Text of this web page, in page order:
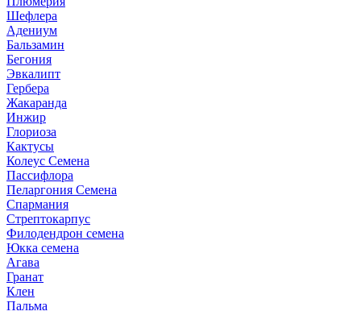
Шефлера
Адениум
Бальзамин
Бегония
Эвкалипт
Гербера
Жакаранда
Инжир
Глориоза
Кактусы
Колеус Семена
Пассифлора
Пеларгония Семена
Спармания
Стрептокарпус
Филодендрон семена
Юкка семена
Агава
Гранат
Клен
Пальма